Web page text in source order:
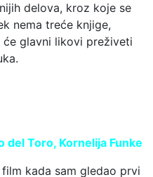
delova, kroz koje se
nema treće knjige,
će glavni likovi preživeti
del Toro, Kornelija Funke
kada sam gledao prvi